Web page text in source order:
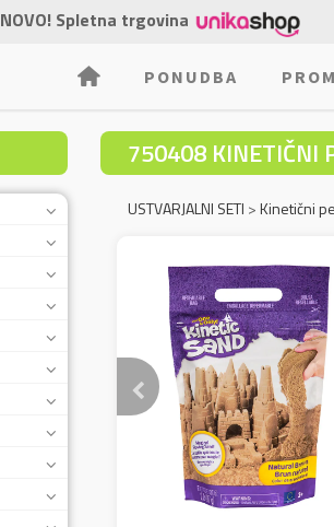
NOVO! Spletna trgovina
PONUDBA
750408 KINETIČNI
USTVARJALNI SETI >Kinetični